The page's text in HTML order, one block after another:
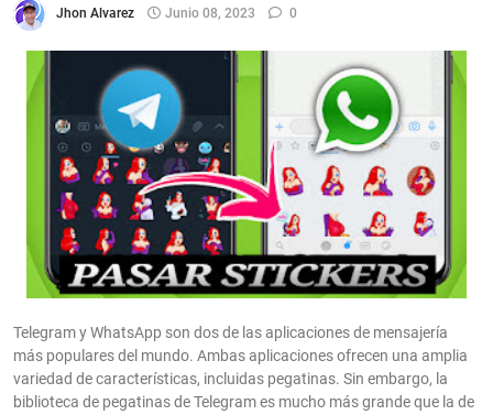
Jhon Alvarez Junio 08, 2023 0
Telegram y WhatsApp son dos de las aplicaciones de mensajería
más populares del mundo. Ambas aplicaciones ofrecen una amplia
variedad de características, incluidas pegatinas. Sin embargo, la
biblioteca de pegatinas de Telegram es mucho más grande que la de